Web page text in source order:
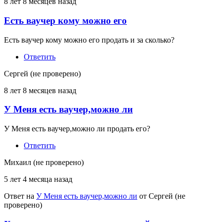
Есть ваучер кому можно его
Есть ваучер кому можно его продать и за сколько?
Ответить
Сергей (не проверено)
8 лет 8 месяцев назад
У Меня есть ваучер,можно ли
У Меня есть ваучер,можно ли продать его?
Ответить
Михаил (не проверено)
5 лет 4 месяца назад
Ответ на У Меня есть ваучер,можно ли от Сергей (не
проверено)